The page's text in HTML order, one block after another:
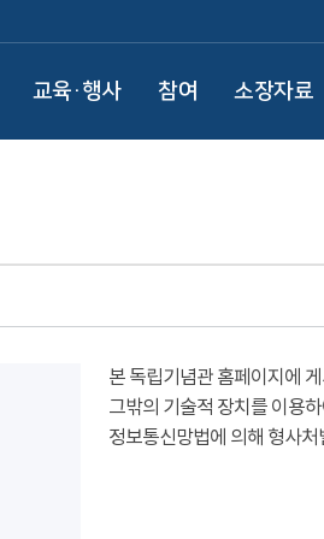
교육·행사 참여 소장자료
본 독립기념관 홈페이지에
그밖의 기술적 장치를 이용
정보통신망법에 의해 형사